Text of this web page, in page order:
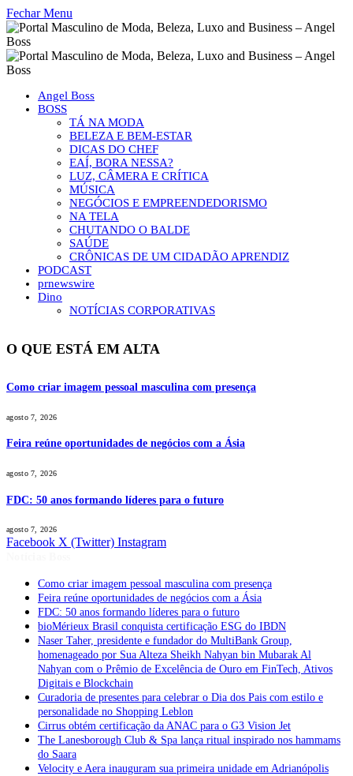
Fechar Menu
Angel Boss
BOSS
TÁ NA MODA
BELEZA E BEM-ESTAR
DICAS DO CHEF
EAÍ, BORA NESSA?
LUZ, CÂMERA E CRÍTICA
MÚSICA
NEGÓCIOS E EMPREENDEDORISMO
NA TELA
CHUTANDO O BALDE
SAÚDE
CRÔNICAS DE UM CIDADÃO APRENDIZ
PODCAST
prnewswire
Dino
NOTÍCIAS CORPORATIVAS
O QUE ESTÁ EM ALTA
Como criar imagem pessoal masculina com presença
agosto 7, 2026
Feira reúne oportunidades de negócios com a Ásia
agosto 7, 2026
FDC: 50 anos formando líderes para o futuro
agosto 7, 2026
Facebook X (Twitter) Instagram
Como criar imagem pessoal masculina com presença
Feira reúne oportunidades de negócios com a Ásia
FDC: 50 anos formando líderes para o futuro
bioMérieux Brasil conquista certificação ESG do IBDN
Naser Taher, presidente e fundador do MultiBank Group,
homenageado por Sua Alteza Sheikh Nahyan bin Mubarak Al
Nahyan com o Prêmio de Excelência de Ouro em FinTech, Ativos
Digitais e Blockchain
Curadoria de presentes para celebrar o Dia dos Pais com estilo e
personalidade no Shopping Leblon
Cirrus obtém certificação da ANAC para o G3 Vision Jet
The Lanesborough Club & Spa lança ritual inspirado nos hammams
do Saara
Velocity e Aera inauguram sua primeira unidade em Adrianópolis